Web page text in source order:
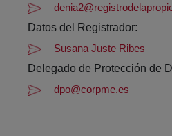
Datos del Registrador:
Susana Juste Ribes
Delegado de Protección de
dpo@corpme.es